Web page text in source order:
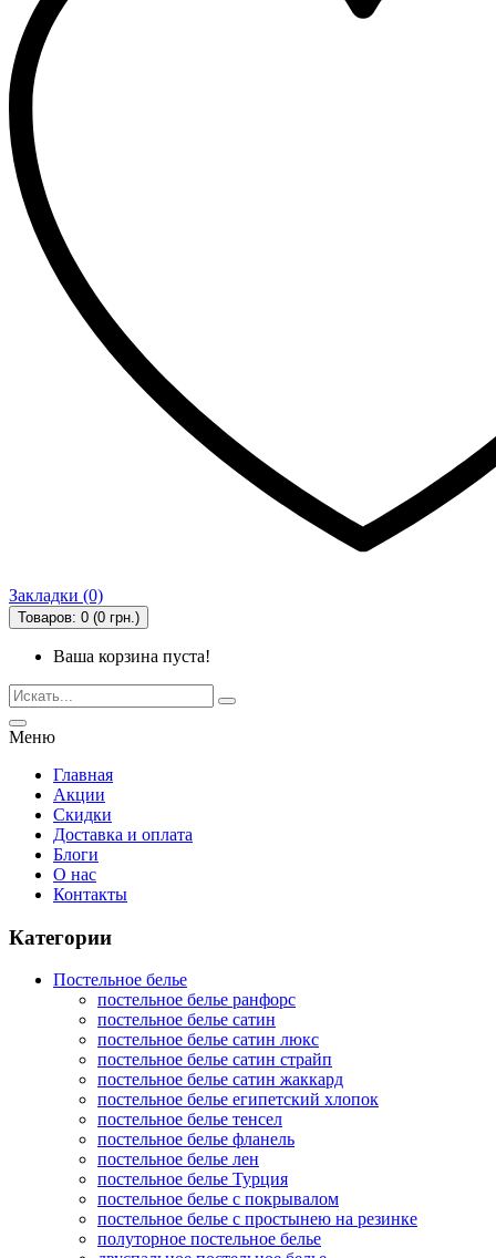
Закладки (0)
Товаров: 0 (0 грн.)
Ваша корзина пуста!
Меню
Главная
Акции
Скидки
Доставка и оплата
Блоги
О нас
Контакты
Категории
Постельное белье
постельное белье ранфорс
постельное белье сатин
постельное белье сатин люкс
постельное белье сатин страйп
постельное белье сатин жаккард
постельное белье египетский хлопок
постельное белье тенсел
постельное белье фланель
постельное белье лен
постельное белье Турция
постельное белье с покрывалом
постельное белье с простынею на резинке
полуторное постельное белье